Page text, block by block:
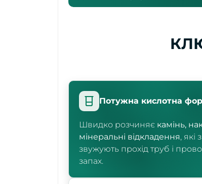
Потужна кислотна
Швидко розчиняє камінь,
мінеральні відкладення, які
звужують прохід труб і
запах.